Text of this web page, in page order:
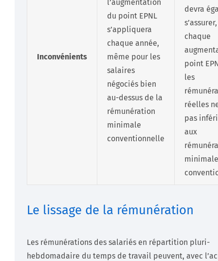
Inconvénients
l’augmentation
du point EPNL
s’appliquera
chaque année,
même pour les
salaires
négociés bien
au-dessus de la
rémunération
minimale
conventionnelle
devra
chaque
point
les
réelles
pas
aux
Le lissage de la rémunération
Les rémunérations des salariés en répartition pluri-
hebdomadaire du temps de travail peuvent, avec